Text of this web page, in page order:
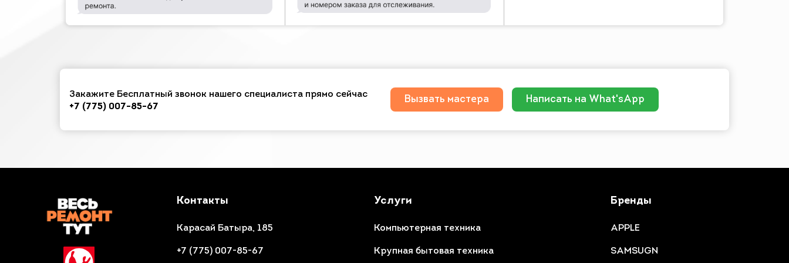
Закажите Бесплатный звонок нашего специалиста прямо сейчас
+7 (775) 007-85-67
Вызвать мастера Написать на What'sApp
Контакты
Карасай Батыра, 185
+7 (775) 007-85-67
Услуги
Компьютерная техника
Крупная бытовая техника
Бренды
APPLE
SAMSUGN